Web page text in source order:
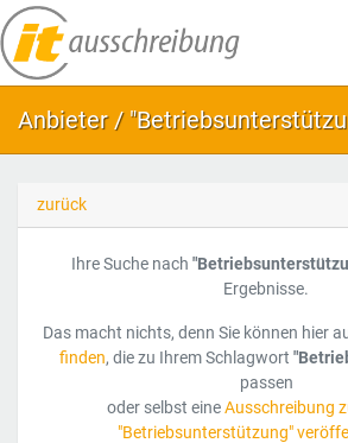
Anbieter /
zurück
Ihre Suche nach
Ergebnisse.
Das macht nichts, denn Sie können hier
finden, die zu Ihrem Schlagwort
passen
oder selbst eineAusschreibung
"Betriebsunterstützung"